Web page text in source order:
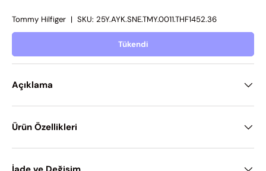
Tommy Hilfiger | SKU: 25Y.AYK.SNE.TMY.0011.THF1452.36
Tükendi
Açıklama
Ürün Özellikleri